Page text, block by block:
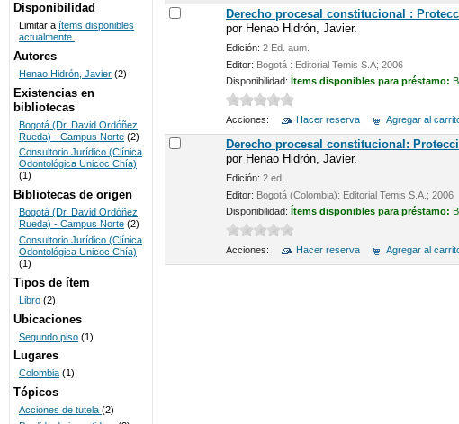
BIBLIOTECAS
UNICOC
Derecho procesal constitucional :
por Henao Hidrón, Javier.
Edición: 2 Ed. aum.
Editor: Bogotá : Editorial Temis S.A; 2006
Disponibilidad: Ítems disponibles para préstamo:
Acciones: Hacer reserva Agregar al
Derecho procesal constitucional:
por Henao Hidrón, Javier.
Edición: 2 ed.
Editor: Bogotá (Colombia): Editorial Temis S.A.; 2006
Disponibilidad: Ítems disponibles para préstamo:
Acciones: Hacer reserva Agregar al
Disponibilidad
Limitar a ítems disponibles
actualmente.
Autores
Henao Hidrón, Javier (2)
Existencias en
bibliotecas
Bogotá (Dr. David Ordóñez
Rueda) - Campus Norte (2)
Consultorio Jurídico (Clínica
Odontológica Unicoc Chía)
(1)
Bibliotecas de origen
Bogotá (Dr. David Ordóñez
Rueda) - Campus Norte (2)
Consultorio Jurídico (Clínica
Odontológica Unicoc Chía)
(1)
Tipos de ítem
Libro (2)
Ubicaciones
Segundo piso (1)
Lugares
Colombia (1)
Tópicos
Acciones de tutela (2)